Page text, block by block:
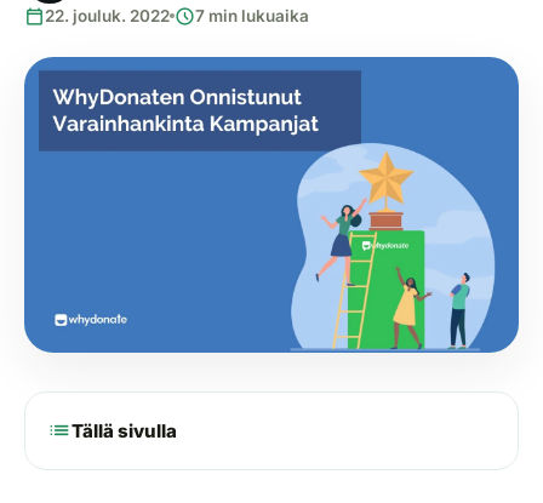
calendar_today22. jouluk. 2022 schedule7 min lukuaika
listTällä sivulla